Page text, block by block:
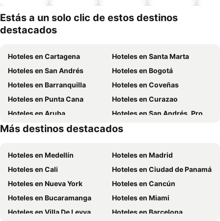
mascotas
Estás a un solo clic de estos destinos
destacados
Hoteles en Cartagena
Hoteles en Santa Marta
Hoteles en San Andrés
Hoteles en Bogotá
Hoteles en Barranquilla
Hoteles en Coveñas
Hoteles en Punta Cana
Hoteles en Curazao
Hoteles en Aruba
Hoteles en San Andrés, Providencia and Santa Catalina
Hoteles en Cundinamarca
Hoteles en República Dominicana
Más destinos destacados
Hoteles en Medellín
Hoteles en Madrid
Hoteles en Cali
Hoteles en Ciudad de Panamá
Hoteles en Nueva York
Hoteles en Cancún
Hoteles en Bucaramanga
Hoteles en Miami
Hoteles en Villa De Leyva
Hoteles en Barcelona